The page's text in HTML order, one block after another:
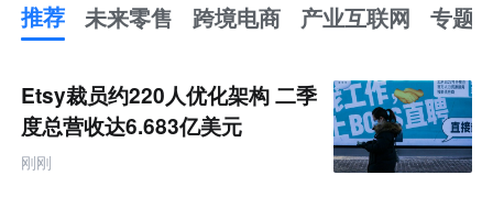
推荐 未来零售 跨境电商 产业互联网 专题
来
零
售
跨
境
Etsy裁员约220人优化架构 二季
度总营收达6.683亿美元
刚刚